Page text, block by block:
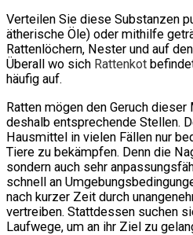
Verteilen Sie diese Substanzen
ätherische Öle) oder mithilfe
Rattenlöchern, Nester und auf
Überall wo sich Rattenkot
häufig auf.
Ratten mögen den Geruch
deshalb entsprechende Stellen.
Hausmittel in vielen Fällen nur
Tiere zu bekämpfen. Denn die
sondern auch sehr
schnell an
nach kurzer Zeit durch
vertreiben. Stattdessen suchen
Laufwege, um an ihr Ziel zu